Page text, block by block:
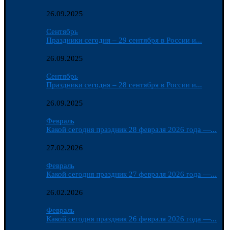
26.09.2025
Сентябрь
Праздники сегодня – 29 сентября в России и...
26.09.2025
Сентябрь
Праздники сегодня – 28 сентября в России и...
26.09.2025
Февраль
Какой сегодня праздник 28 февраля 2026 года —...
27.02.2026
Февраль
Какой сегодня праздник 27 февраля 2026 года —...
26.02.2026
Февраль
Какой сегодня праздник 26 февраля 2026 года —...